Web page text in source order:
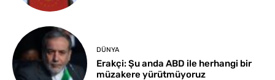
DÜNYA
Erakçi: Şu anda ABD ile herhangi bir
müzakere yürütmüyoruz